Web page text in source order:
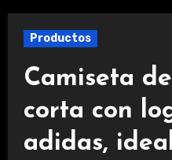
Productos
Camiseta
corta con
adidas,